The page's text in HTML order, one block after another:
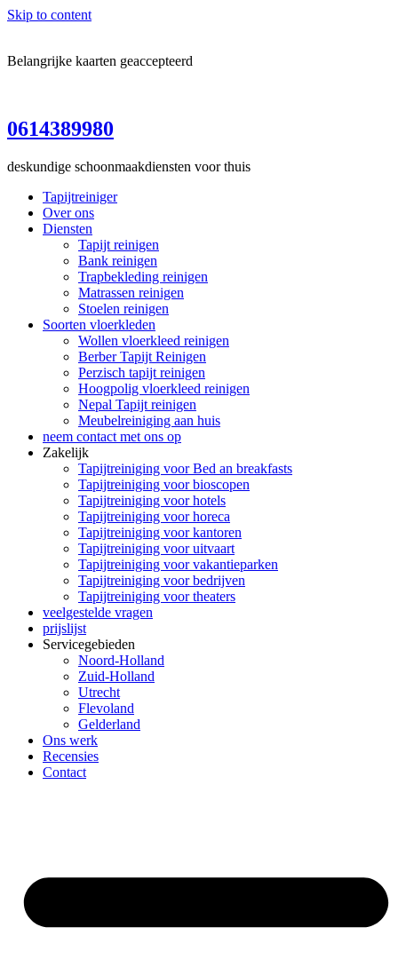
Skip to content
Belangrijke kaarten geaccepteerd
0614389980
deskundige schoonmaakdiensten voor thuis
Tapijtreiniger
Over ons
Diensten
Tapijt reinigen
Bank reinigen
Trapbekleding reinigen
Matrassen reinigen
Stoelen reinigen
Soorten vloerkleden
Wollen vloerkleed reinigen
Berber Tapijt Reinigen
Perzisch tapijt reinigen
Hoogpolig vloerkleed reinigen
Nepal Tapijt reinigen
Meubelreiniging aan huis
neem contact met ons op
Zakelijk
Tapijtreiniging voor Bed an breakfasts
Tapijtreiniging voor bioscopen
Tapijtreiniging voor hotels
Tapijtreiniging voor horeca
Tapijtreiniging voor kantoren
Tapijtreiniging voor uitvaart
Tapijtreiniging voor vakantieparken
Tapijtreiniging voor bedrijven
Tapijtreiniging voor theaters
veelgestelde vragen
prijslijst
Servicegebieden
Noord-Holland
Zuid-Holland
Utrecht
Flevoland
Gelderland
Ons werk
Recensies
Contact